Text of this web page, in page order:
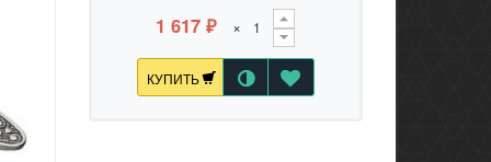
1 617₽ ×
КУПИТЬ